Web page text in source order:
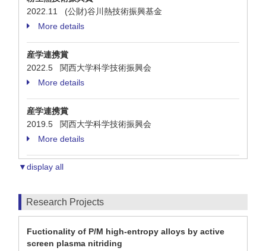
2022.11 (公財)谷川熱技術振興基金
More details
産学連携賞
2022.5 関西大学科学技術振興会
More details
産学連携賞
2019.5 関西大学科学技術振興会
More details
▼display all
Research Projects
Fuctionality of P/M high-entropy alloys by active
screen plasma nitriding